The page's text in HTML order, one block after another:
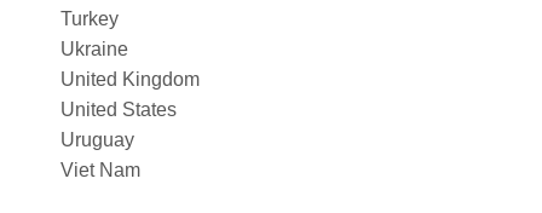
Turkey
Ukraine
United Kingdom
United States
Uruguay
Viet Nam